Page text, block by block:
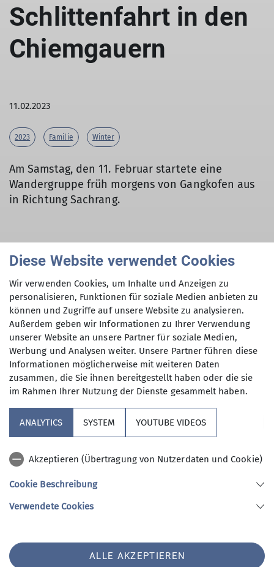
Schlittenfahrt in den
Chiemgauern
11.02.2023
2023 Familie Winter
Am Samstag, den 11. Februar startete eine
Wandergruppe früh morgens von Gangkofen aus
in Richtung Sachrang.
Von dort aus machte man sich zu Fuß, teils mit
den Schlitten im Schlepptau, welche ein paar
Kinder gerne als Mitfahrgelegenheit nutzten, auf
den Weg zur Priener Hütte am Geigelstein.
Bei gutem Bergwetter, bei dem sich sogar die
Sonne ein paar Mal blicken ließ, erreichte man
nach ca. dreieinhalb Stunden Fußmarsch - von
ein paar Pausen unterbrochen - diese schöne
Hütte in den Chiemgauer Alpen für eine
Nachdem auch der Hüttenhund beim Spielen im
trat man den nun viel bequemeren Rückweg auf
Schlitten zurück zum Ausgangspunkt an.
Obwohl aufgrund der zum Tal hin recht
zum Parkplatz heuer leider nicht möglich war, war
es trotzdem ein sehr gelungener Ausflug für alle
Diese Website verwendet Cookies
Wir verwenden Cookies, um Inhalte und Anzeigen zu
personalisieren, Funktionen für soziale Medien anbieten zu
können und Zugriffe auf unsere Website zu analysieren.
Außerdem geben wir Informationen zu Ihrer Verwendung
unserer Website an unsere Partner für soziale Medien,
Werbung und Analysen weiter. Unsere Partner führen diese
Informationen möglicherweise mit weiteren Daten
zusammen, die Sie ihnen bereitgestellt haben oder die sie
im Rahmen Ihrer Nutzung der Dienste gesammelt haben.
ANALYTICS SYSTEM YOUTUBE VIDEOS
Akzeptieren (Übertragung von Nutzerdaten und Cookie)
Cookie Beschreibung
Verwendete Cookies
ALLE AKZEPTIEREN